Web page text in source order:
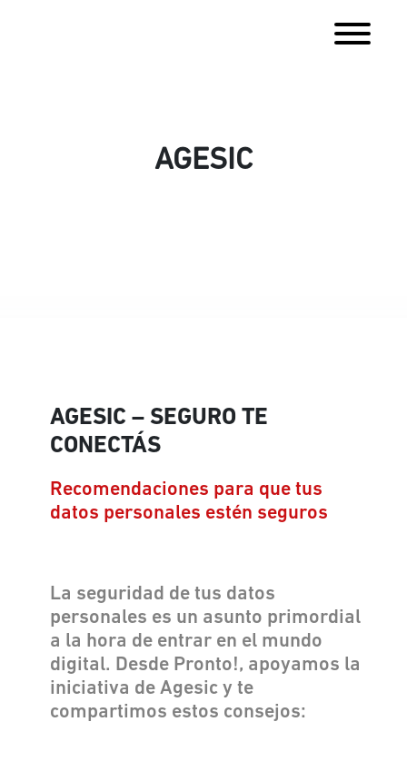
AGESIC
AGESIC – SEGURO TE
CONECTÁS
Recomendaciones para que tus
datos personales estén seguros
La seguridad de tus datos
personales es un asunto primordial
a la hora de entrar en el mundo
digital. Desde Pronto!, apoyamos la
iniciativa de Agesic y te
compartimos estos consejos: